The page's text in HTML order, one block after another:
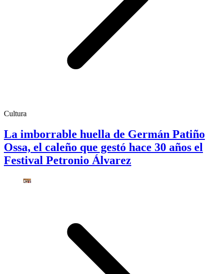
Cultura
La imborrable huella de Germán Patiño
Ossa, el caleño que gestó hace 30 años el
Festival Petronio Álvarez